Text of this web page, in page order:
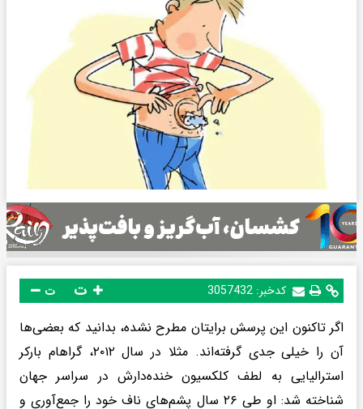
کدخبر: 3057432 ت
اگر تاکنون این پرسش برایتان مطرح نشده، بدانید که بعضی‌ها
آن را خیلی جدی گرفته‌اند. مثلا در سال ۲۰۱۲، گراهام بارکر
استرالیایی به لطف کلکسیون خنده‌دارش در سراسر جهان
شناخته شد: او طی ۲۶ سال پشم‌های ناف خود را جمع‌آوری و